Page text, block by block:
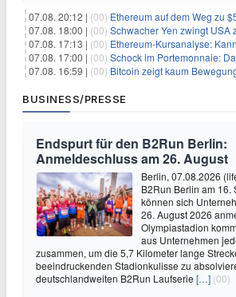
07.08. 20:12 | (00) Ethereum auf dem Weg zu $5.000? ETH erobert wichtige Marke
07.08. 18:00 | (00) Schwacher Yen zwingt USA zur
07.08. 17:13 | (00) Ethereum-Kursanalyse: Kann ETH die Widerstände
07.08. 17:00 | (00) Schock im Portemonnaie: Darum kostet das
07.08. 16:59 | (00) Bitcoin zeigt kaum Bewegung nach schwachen US-
BUSINESS/PRESSE
Endspurt für den B2Run Berlin:
Anmeldeschluss am 26. August
Berlin, 07.08.2026
B2Run Berlin am 16.
können sich
26. August 2026
Olympiastadion
aus Unternehmen
zusammen, um die 5,7 Kilometer lange
beeindruckenden Stadionkulisse zu
deutschlandweiten B2Run Laufserie […] (00)